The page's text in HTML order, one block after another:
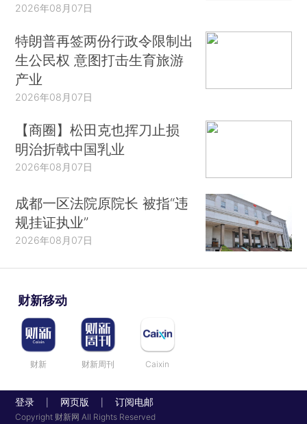
2026年08月07日
特朗普再签两份行政令限制出
生公民权 意图打击生育旅游
产业
2026年08月07日
【商圈】松田克也挥刀止损
明治折戟中国乳业
2026年08月07日
成都一区法院原院长 被指“违
规挂证执业”
2026年08月07日
财新移动
财新 财新周刊 Caixin
登录 网页版 订阅电邮
Copyright 财新网 All Rights Reserved